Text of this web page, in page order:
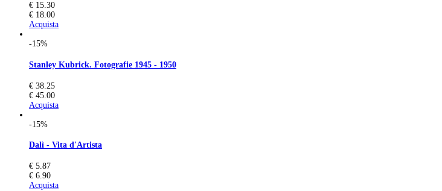
€ 15.30
€ 18.00
Acquista
-15%
Stanley Kubrick. Fotografie 1945 - 1950
€ 38.25
€ 45.00
Acquista
-15%
Dalì - Vita d'Artista
€ 5.87
€ 6.90
Acquista